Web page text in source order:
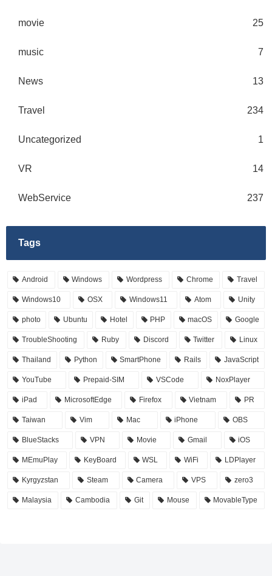
movie 25
music 7
News 13
Travel 234
Uncategorized 1
VR 14
WebService 237
Tags
Android Windows Wordpress Chrome Travel
Windows10 OSX Windows11 Atom Unity
photo Ubuntu Hotel PHP macOS Google
TroubleShooting Ruby Discord Twitter Linux
Thailand Python SmartPhone Rails JavaScript
YouTube Prepaid-SIM VSCode NoxPlayer
iPad MicrosoftEdge Firefox Vietnam PR
Taiwan Vim Mac iPhone OBS
BlueStacks VPN Movie Gmail iOS
MEmuPlay KeyBoard WSL WiFi LDPlayer
Kyrgyzstan Steam Camera VPS zero3
Malaysia Cambodia Git Mouse MovableType